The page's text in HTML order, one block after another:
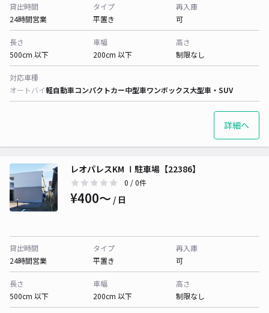
貸出時間
24時間営業
タイプ
平置き
再入庫
可
長さ
500cm 以下
車幅
200cm 以下
高さ
制限なし
対応車種
オートバイ軽自動車コンパクトカー中型車ワンボックス大型車・SUV
詳細へ
レオパレスKM Ⅰ駐車場【22386】
0 / 0件
¥400〜 / 日
貸出時間
24時間営業
タイプ
平置き
再入庫
可
長さ
500cm 以下
車幅
200cm 以下
高さ
制限なし